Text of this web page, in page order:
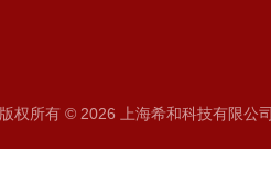
版权所有 © 2026 上海希和科技有限公